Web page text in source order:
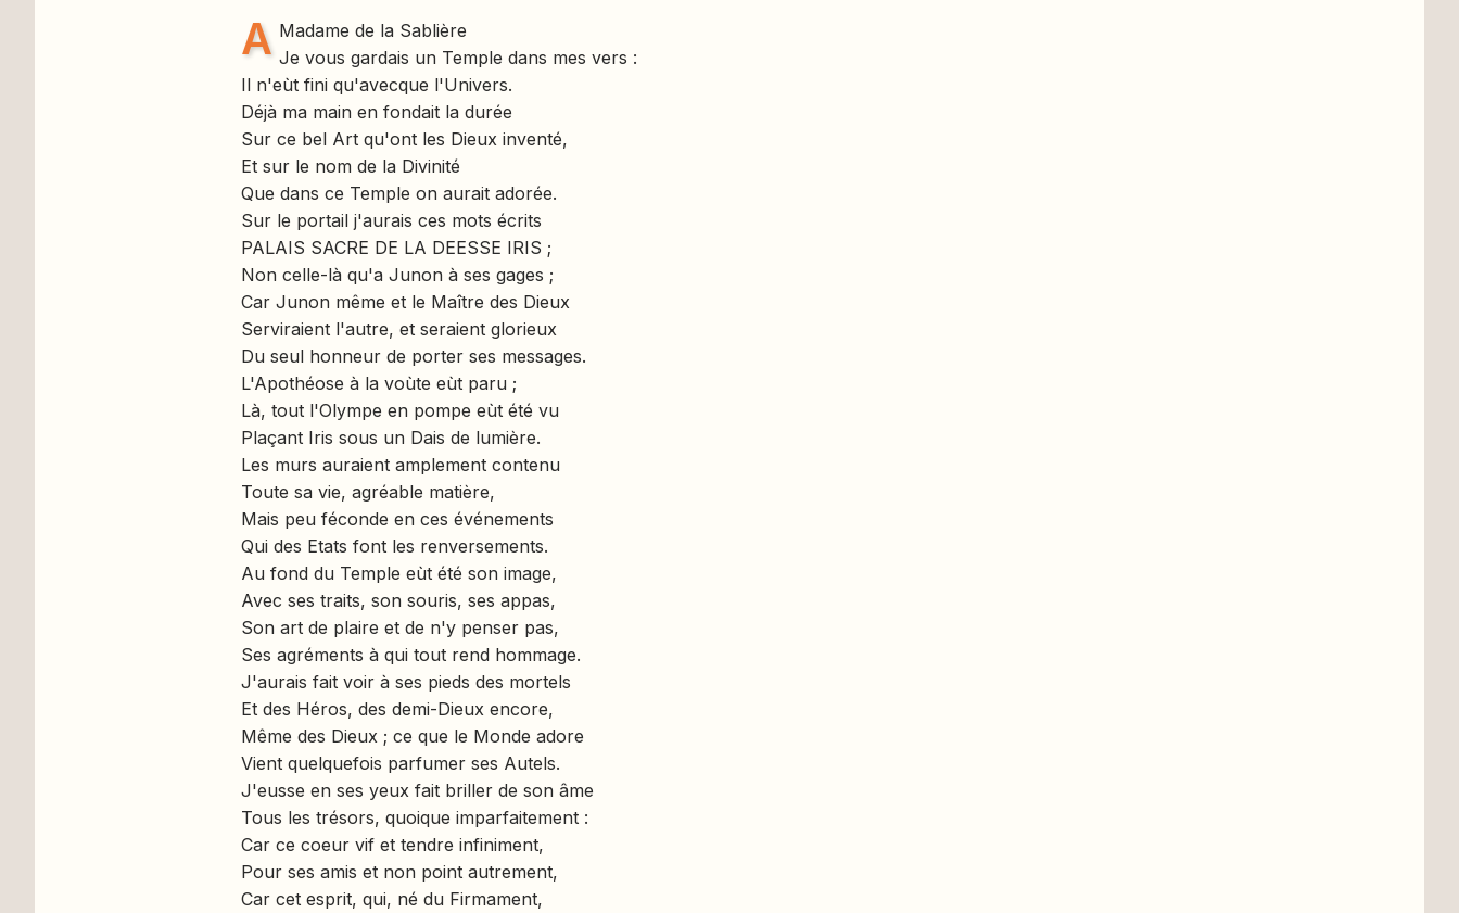
A Madame de la Sablière
Je vous gardais un Temple dans mes vers :
Il n'eùt fini qu'avecque l'Univers.
Déjà ma main en fondait la durée
Sur ce bel Art qu'ont les Dieux inventé,
Et sur le nom de la Divinité
Que dans ce Temple on aurait adorée.
Sur le portail j'aurais ces mots écrits
PALAIS SACRE DE LA DEESSE IRIS ;
Non celle-là qu'a Junon à ses gages ;
Car Junon même et le Maître des Dieux
Serviraient l'autre, et seraient glorieux
Du seul honneur de porter ses messages.
L'Apothéose à la voùte eùt paru ;
Là, tout l'Olympe en pompe eùt été vu
Plaçant Iris sous un Dais de lumière.
Les murs auraient amplement contenu
Toute sa vie, agréable matière,
Mais peu féconde en ces événements
Qui des Etats font les renversements.
Au fond du Temple eùt été son image,
Avec ses traits, son souris, ses appas,
Son art de plaire et de n'y penser pas,
Ses agréments à qui tout rend hommage.
J'aurais fait voir à ses pieds des mortels
Et des Héros, des demi-Dieux encore,
Même des Dieux ; ce que le Monde adore
Vient quelquefois parfumer ses Autels.
J'eusse en ses yeux fait briller de son âme
Tous les trésors, quoique imparfaitement :
Car ce coeur vif et tendre infiniment,
Pour ses amis et non point autrement,
Car cet esprit, qui, né du Firmament,